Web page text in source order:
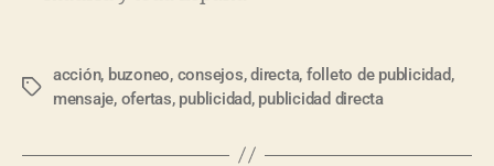
acción, buzoneo, consejos,directa, folleto de publicidad,
mensaje, ofertas, publicidad, publicidad directa